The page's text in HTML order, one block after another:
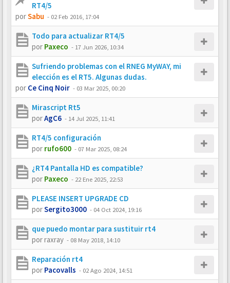
RT4/5
porSabu - 02 Feb 2016, 17:04
Todo para actualizar RT4/5
por Paxeco - 17 Jun 2026, 10:34
Sufriendo problemas con el RNEG MyWAY, mi
elección es el RT5. Algunas dudas.
por Ce Cinq Noir - 03 Mar 2025, 00:20
Mirascript Rt5
porAgC6 - 14 Jul 2025, 11:41
RT4/5 configuración
por rufo600 - 07 Mar 2025, 08:24
¿RT4 Pantalla HD es compatible?
por Paxeco - 22 Ene 2025, 22:53
PLEASE INSERT UPGRADE CD
porSergito3000 - 04 Oct 2024, 19:16
que puedo montar para sustituir rt4
porraxray - 08 May 2018, 14:10
Reparación rt4
por Pacovalls - 02 Ago 2024, 14:51